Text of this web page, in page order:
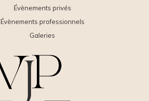
Évènements privés
Évènements professionnels
Galeries